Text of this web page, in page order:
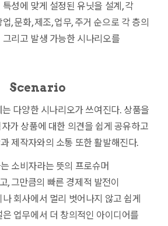
성에 맞게 설정된 유닛을 설계, 각
, 문화, 제조, 업무, 주거 순으로 각 층의
리고 발생 가능한 시나리오를
Scenario
다양한 시나리오가 쓰여진다. 상품을
가 상품에 대한 의견을 쉽게 공유하고
제작자와의 소통 또한 활발해진다.
소비자라는 뜻의 프로슈머
그만큼의 빠른 경제적 발전이
회사에서 멀리 벗어나지 않고 쉽게
업무에서 더 창의적인 아이디어를